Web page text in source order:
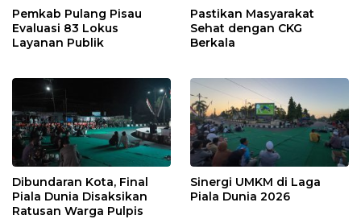
Pemkab Pulang Pisau
Evaluasi 83 Lokus
Layanan Publik
Pastikan Masyarakat
Sehat dengan CKG
Berkala
Dibundaran Kota, Final
Piala Dunia Disaksikan
Ratusan Warga Pulpis
Sinergi UMKM di Laga
Piala Dunia 2026